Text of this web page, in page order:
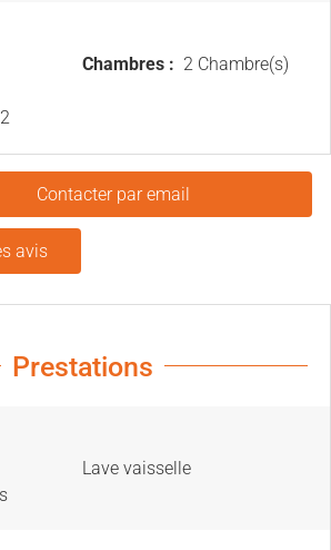
2
Chambres : 2 Chambre(s)
Contacter par email
avis
Prestations
Lave vaisselle